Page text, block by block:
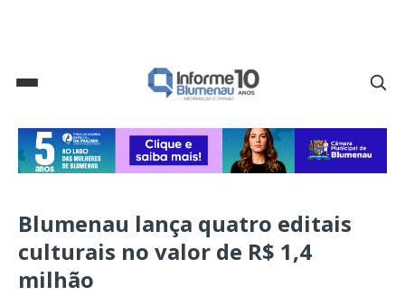
Blumenau lança quatro editais
culturais no valor de R$ 1,4
milhão